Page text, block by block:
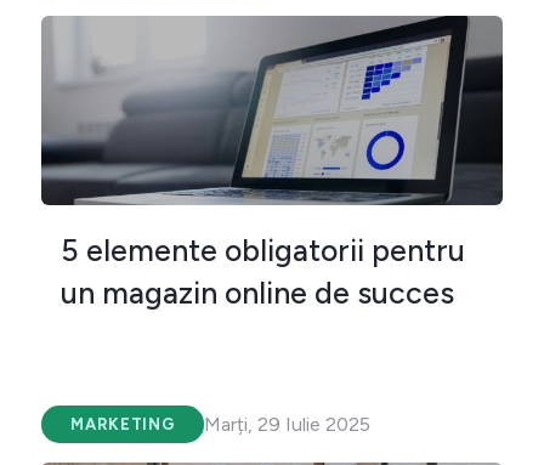
5 elemente obligatorii pentru
un magazin online de succes
MARKETING Marți, 29 Iulie 2025